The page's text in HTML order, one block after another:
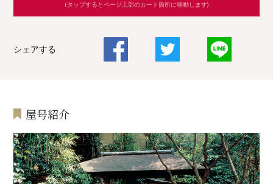
(タップするとページ上部のカート箇所に移動します)
シェアする
屋号紹介